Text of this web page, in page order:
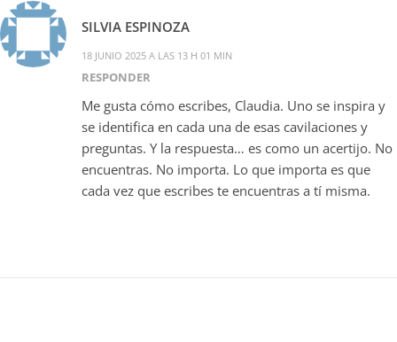
SILVIA ESPINOZA
18 JUNIO 2025 A LAS 13 H 01 MIN
RESPONDER
Me gusta cómo escribes, Claudia. Uno se inspira y
se identifica en cada una de esas cavilaciones y
preguntas. Y la respuesta… es como un acertijo. No
encuentras. No importa. Lo que importa es que
cada vez que escribes te encuentras a tí misma.